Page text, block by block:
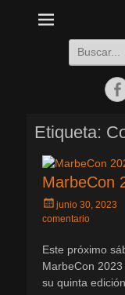
Buscar:
Etiqueta:
MarbeCon
Publicado
el
junio 30, 2023
comentario
Este próximo
MarbeCon
su quinta